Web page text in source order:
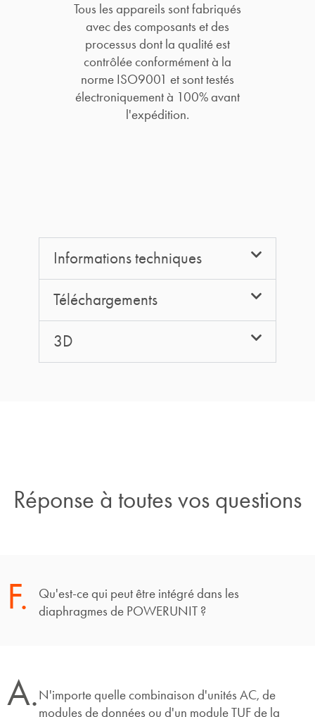
Tous les appareils sont fabriqués
avec des composants et des
processus dont la qualité est
contrôlée conformément à la
norme ISO9001 et sont testés
électroniquement à 100% avant
l'expédition.
Informations techniques
Téléchargements
3D
Réponse à toutes vos questions
F.
Qu'est-ce qui peut être intégré dans les
diaphragmes de POWERUNIT ?
A.N'importe quelle combinaison d'unités AC, de
modules de données ou d'un module TUF de la